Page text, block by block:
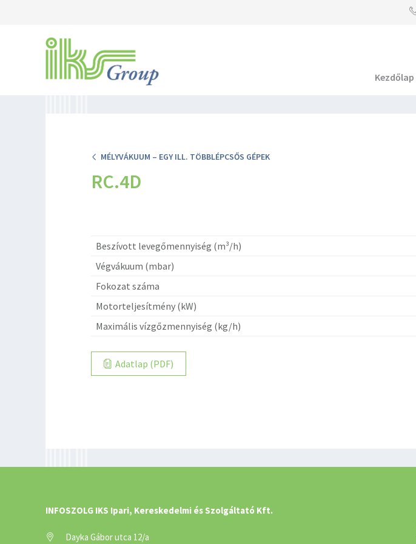
Kezdőlap
MÉLYVÁKUUM – EGY ILL. TÖBBLÉPCSŐS GÉPEK
RC.4D
Beszívott levegőmennyiség (m³/h)
Végvákuum (mbar)
Fokozat száma
Motorteljesítmény (kW)
Maximális vízgőzmennyiség (kg/h)
Adatlap (PDF)
INFOSZOLG IKS Ipari, Kereskedelmi és Szolgáltató Kft.
Dayka Gábor utca 12/a